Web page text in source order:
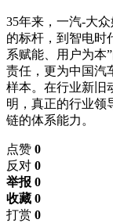
35年来，一汽-大
的标杆，到智电时
系赋能、用户为本
责任，更为中国汽
样本。在行业新旧
明，真正的行业领
链的体系能力。
点赞 0
反对 0
举报 0
收藏 0
打赏 0